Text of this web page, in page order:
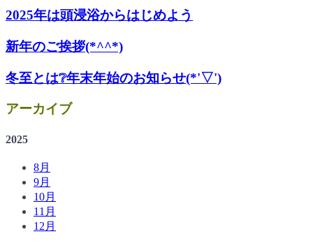
2025年は頭浸浴からはじめよう
新年のご挨拶(*^^*)
冬至とは❔年末年始のお知らせ(*'▽')
アーカイブ
2025
8月
9月
10月
11月
12月